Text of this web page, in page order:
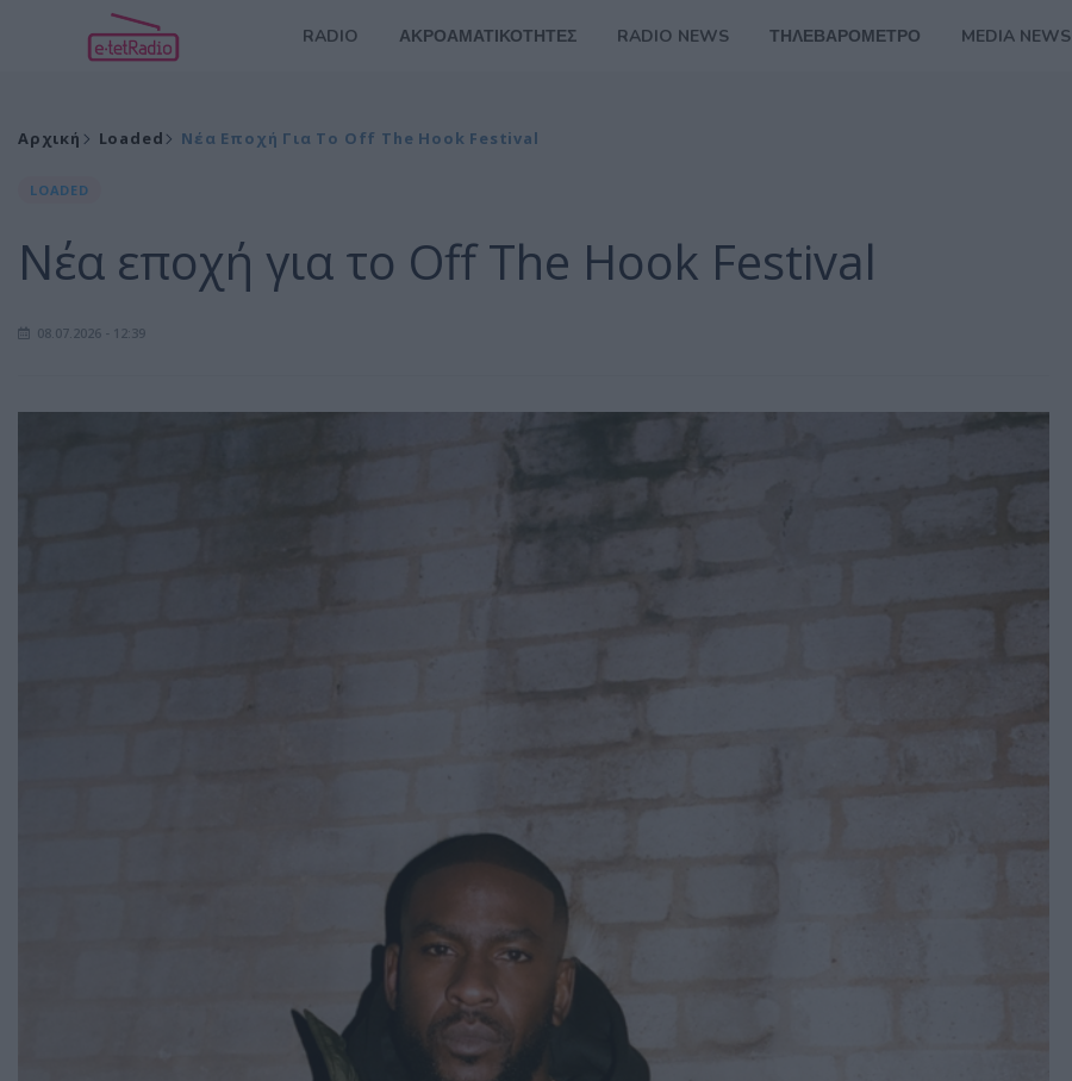
RADIO ΑΚΡΟΑΜΑΤΙΚΟΤΗΤΕΣ RADIO NEWS ΤΗΛΕΒΑΡΟΜΕΤΡΟ MEDIA NEWS
Αρχική Loaded Νέα Εποχή Για Το Off The Hook Festival
LOADED
Νέα εποχή για το Off The Hook Festival
08.07.2026 - 12:39